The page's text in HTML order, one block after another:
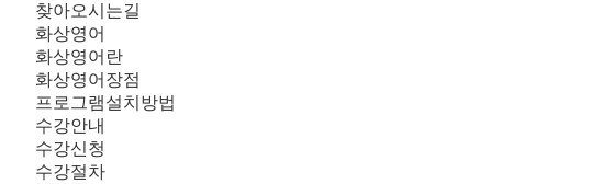
찾아오시는길
화상영어
화상영어란
화상영어장점
프로그램설치방법
수강안내
수강신청
수강절차